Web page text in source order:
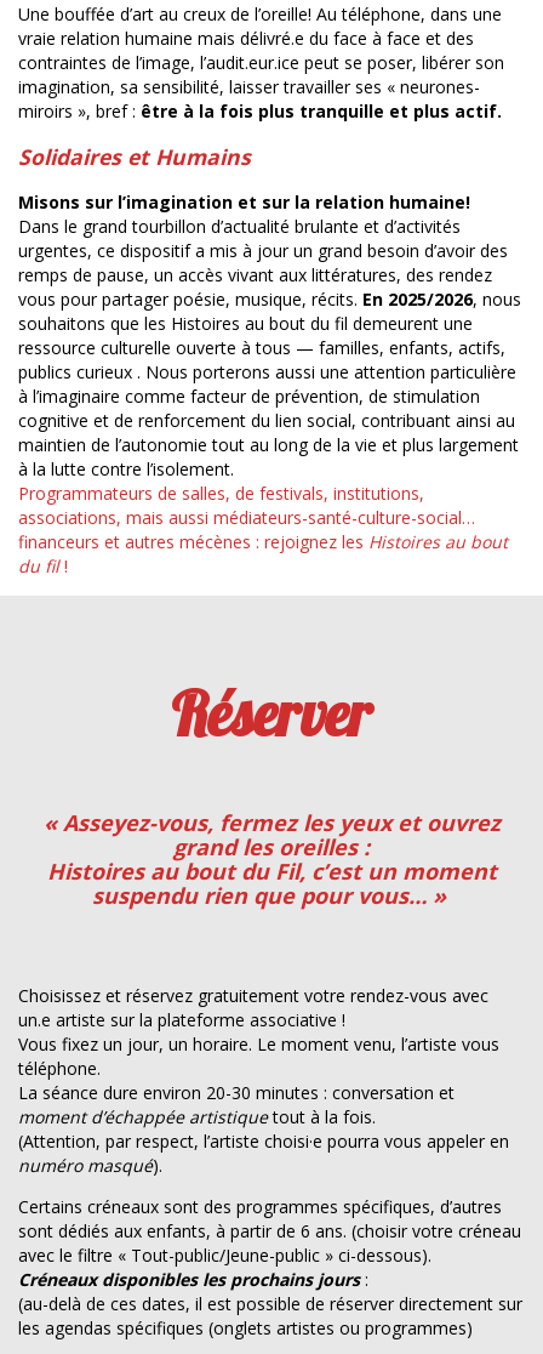
Une bouffée d’art au creux de l’oreille! Au téléphone, dans une
vraie relation humaine mais délivré.e du face à face et des
contraintes de l’image, l’audit.eur.ice peut se poser, libérer son
imagination, sa sensibilité, laisser travailler ses « neurones-
miroirs », bref : être à la fois plus tranquille et plus actif.
Solidaires et Humains
Misons sur l’imagination et sur la relation humaine!
Dans le grand tourbillon d’actualité brulante et d’activités
urgentes, ce dispositif a mis à jour un grand besoin d’avoir des
remps de pause, un accès vivant aux littératures, des rendez
vous pour partager poésie, musique, récits. En 2025/2026, nous
souhaitons que les Histoires au bout du fil demeurent une
ressource culturelle ouverte à tous — familles, enfants, actifs,
publics curieux . Nous porterons aussi une attention particulière
à l’imaginaire comme facteur de prévention, de stimulation
cognitive et de renforcement du lien social, contribuant ainsi au
maintien de l’autonomie tout au long de la vie et plus largement
à la lutte contre l’isolement.
Programmateurs de salles, de festivals, institutions,
associations, mais aussi médiateurs-santé-culture-social…
financeurs et autres mécènes : rejoignez les Histoires au bout
du fil!
Réserver
« Asseyez-vous, fermez les yeux et ouvrez
grand les oreilles :
Histoires au bout du Fil, c’est un moment
suspendu rien que pour vous… »
Choisissez et réservez gratuitement votre rendez-vous avec
un.e artiste sur la plateforme associative !
Vous fixez un jour, un horaire. Le moment venu, l’artiste vous
téléphone.
La séance dure environ 20-30 minutes : conversation et
moment d’échappée artistiquetout à la fois.
(Attention, par respect, l’artiste choisi·e pourra vous appeler en
numéro masqué).
Certains créneaux sont des programmes spécifiques, d’autres
sont dédiés aux enfants, à partir de 6 ans. (choisir votre créneau
avec le filtre « Tout-public/Jeune-public » ci-dessous).
Créneaux disponibles les prochains jours:
(au-delà de ces dates, il est possible de réserver directement sur
les agendas spécifiques (onglets artistes ou programmes)